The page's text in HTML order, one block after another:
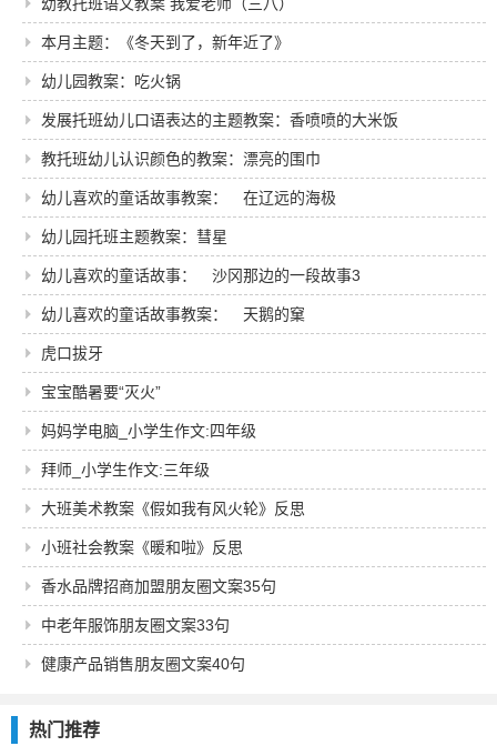
本月主题：《冬天到了，新年近了》
幼儿园教案：吃火锅
发展托班幼儿口语表达的主题教案：香喷喷的大米饭
教托班幼儿认识颜色的教案：漂亮的围巾
幼儿喜欢的童话故事教案： 在辽远的海极
幼儿园托班主题教案：彗星
幼儿喜欢的童话故事： 沙冈那边的一段故事3
幼儿喜欢的童话故事教案： 天鹅的窠
虎口拔牙
宝宝酷暑要“灭火”
妈妈学电脑_小学生作文:四年级
拜师_小学生作文:三年级
大班美术教案《假如我有风火轮》反思
小班社会教案《暖和啦》反思
香水品牌招商加盟朋友圈文案35句
中老年服饰朋友圈文案33句
健康产品销售朋友圈文案40句
热门推荐